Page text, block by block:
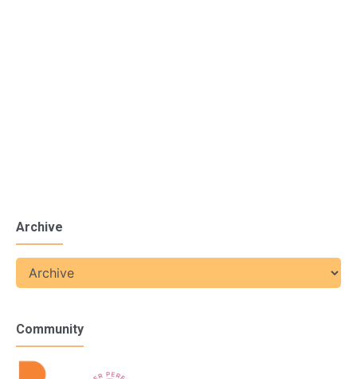
Archive
Community